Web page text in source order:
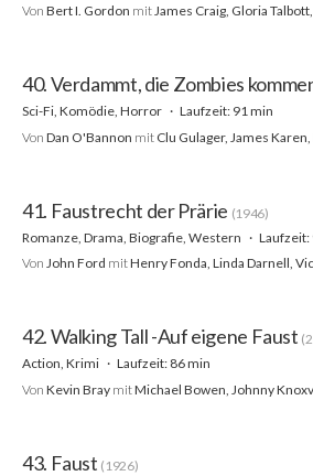
Von Bert I. Gordon mit James Craig, Gloria
40. Verdammt, die Zombies
Sci-Fi, Komödie, Horror
Laufzeit: 91 min
Von Dan O'Bannon mit Clu Gulager, James Karen,
41. Faustrecht der Prärie (1946)
Romanze, Drama, Biografie, Western
Laufzeit:
Von John Ford mitHenry Fonda, Linda Darnell,
42. Walking Tall -Auf eigene Faust
Action, Krimi
Laufzeit: 86 min
Von Kevin Bray mitMichael Bowen, Johnny
43. Faust (1926)